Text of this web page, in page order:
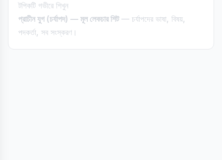
টপিকটি গভীরে শিখুন
প্রাচীন যুগ (চর্যাপদ) — মূল লেকচার শিট— চর্যাপদের ভাষা, বিষয়,
পদকর্তা, সব সংস্করণ।